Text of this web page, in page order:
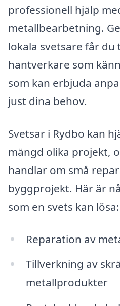
professionell hjälp
metallbearbetning.
lokala svetsare får
hantverkare som
som kan erbjuda
just dina behov.
Svetsar i Rydbo kan
mängd olika projekt,
handlar om små
byggprojekt. Här är
som en svets kan lösa:
Reparation av
Tillverkning av
metallprodukter